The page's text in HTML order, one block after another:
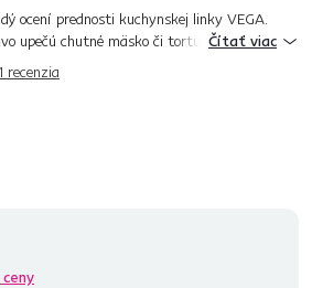
recenzia
ocení prednosti kuchynskej linky VEGA.
upečú chutné mäsko či tortu, po ktorej si
Variť a piecť v kuchyni, ktorá je n...
Čítať viac